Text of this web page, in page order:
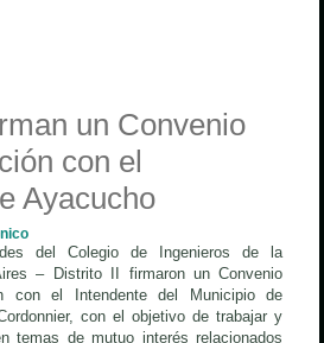
un Convenio
con el
Ayacucho
del Colegio de Ingenieros de la
– Distrito II firmaron un Convenio
con el Intendente del Municipio de
con el objetivo de trabajar y
temas de mutuo interés relacionados